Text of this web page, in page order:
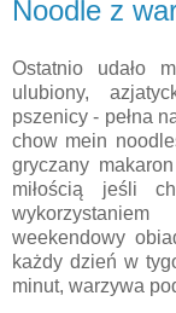
Noodle z
Ostatnio udało
ulubiony,
pszenicy - pełna
chow mein
gryczany
miłością jeśli
weekendowy
każdy dzień w
minut, warzywa